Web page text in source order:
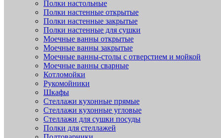
Полки настольные
Полки настенные открытые
Полки настенные закрытые
Полки настенные для сушки
Моечные ванны открытые
Моечные ванны закрытые
Моечные ванны-столы с отверстием и мойкой
Моечные ванны сварные
Котломойки
Рукомойники
Шкафы
Стеллажи кухонные прямые
Стеллажи кухонные угловые
Стеллажи для сушки посуды
Полки для стеллажей